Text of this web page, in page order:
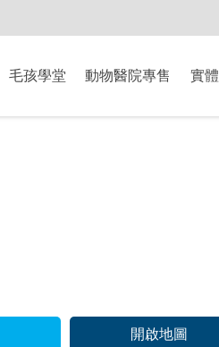
毛孩學堂 動物醫院專售 實
開啟地圖